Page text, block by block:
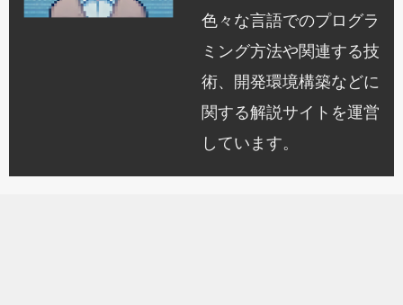
色々な言語でのプログラ
ミング方法や関連する技
術、開発環境構築などに
関する解説サイトを運営
しています。